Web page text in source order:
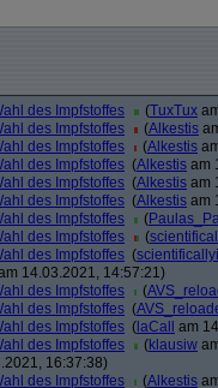
des Impfstoffes (TuxTux
des Impfstoffes
(Alkestis
des Impfstoffes
(Alkestis
des Impfstoffes (Alkestis am
des Impfstoffes (Alkestis am
des Impfstoffes (Alkestis am
des Impfstoffes
(
des Impfstoffes
(
des Impfstoffes (
14.03.2021, 14:57:21)
des Impfstoffes
(
des Impfstoffes (
des Impfstoffes ( laCall
am
des Impfstoffes
(klausiw
16:37:38)
des Impfstoffes
(Alkestis